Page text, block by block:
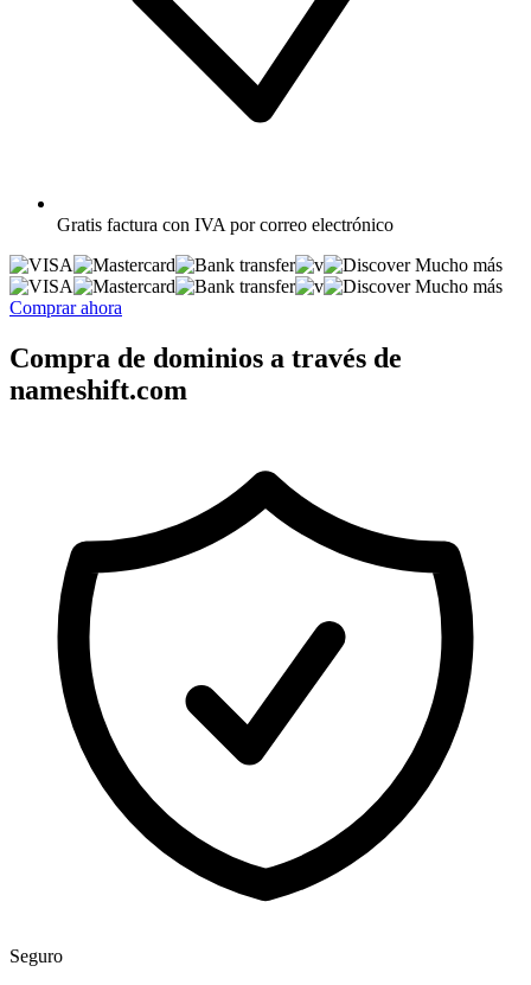
Gratis factura con IVA por correo electrónico
Mucho más
Mucho más
Comprar ahora
Compra de dominios a través de
nameshift.com
Seguro